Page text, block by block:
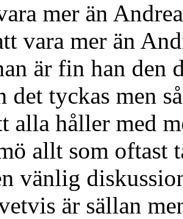
mer än
vara mer än
är fin han den
det tyckas men
alla håller med
allt som oftast
vänlig
är sällan